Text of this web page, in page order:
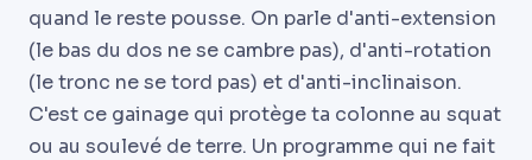
quand le reste pousse. On parle d'anti-extension
(le bas du dos ne se cambre pas), d'anti-rotation
(le tronc ne se tord pas) et d'anti-inclinaison.
C'est ce gainage qui protège ta colonne au squat
ou au soulevé de terre. Un programme qui ne fait